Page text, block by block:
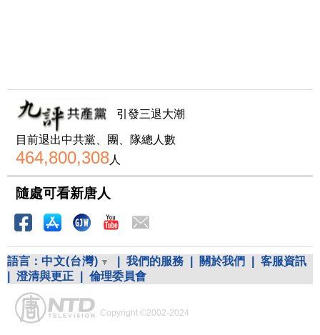
引發三退大潮
目前退出中共黨、團、隊總人數
464,800,308人
隨處可看新唐人
語言： 中文(台灣) 我們的服務 關於我們
客服資訊
澄清與更正 倫理委員會
Copyright ©2002-2024